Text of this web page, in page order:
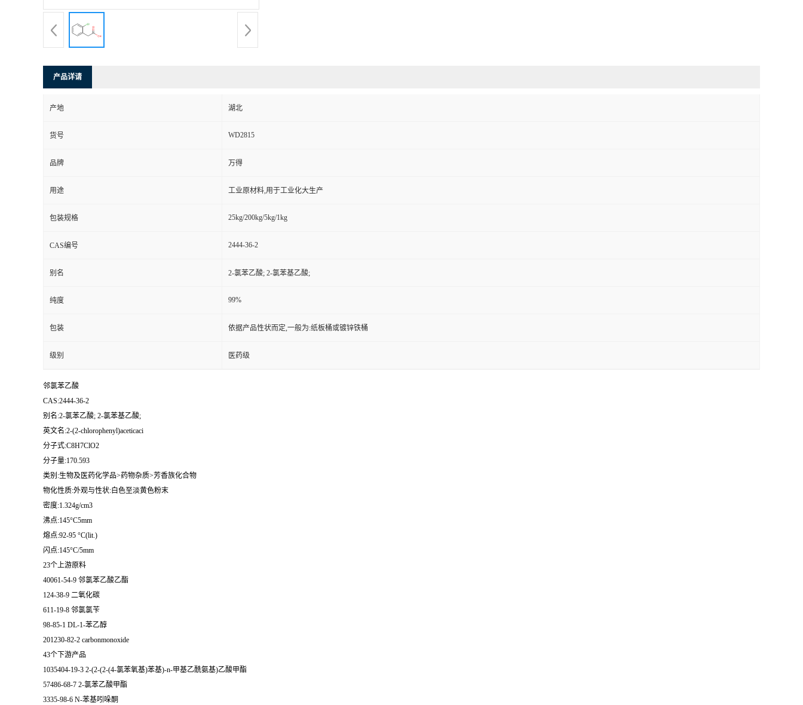
产品详请
产地 湖北
货号 WD2815
品牌 万得
用途 工业原材料,用于工业化大生产
包装规格 25kg/200kg/5kg/1kg
CAS编号 2444-36-2
别名 2-氯苯乙酸; 2-氯苯基乙酸;
纯度 99%
包装 依据产品性状而定,一般为:纸板桶或镀锌铁桶
级别 医药级
邻氯苯乙酸
CAS:2444-36-2
别名:2-氯苯乙酸; 2-氯苯基乙酸;
英文名:2-(2-chlorophenyl)aceticaci
分子式:C8H7ClO2
分子量:170.593
类别:生物及医药化学品>药物杂质>芳香族化合物
物化性质:外观与性状:白色至淡黄色粉末
密度:1.324g/cm3
沸点:145°C5mm
熔点:92-95 °C(lit.)
闪点:145°C/5mm
23个上游原料
40061-54-9 邻氯苯乙酸乙酯
124-38-9 二氧化碳
611-19-8 邻氯氯苄
98-85-1 DL-1-苯乙醇
201230-82-2 carbonmonoxide
43个下游产品
1035404-19-3 2-(2-(2-(4-氯苯氧基)苯基)-n-甲基乙酰氨基)乙酸甲酯
57486-68-7 2-氯苯乙酸甲酯
3335-98-6 N-苯基吲哚酮